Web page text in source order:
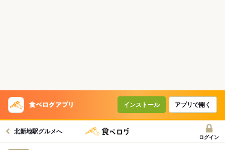
インストール アプリで開く
北新地駅グルメへ
ログイン